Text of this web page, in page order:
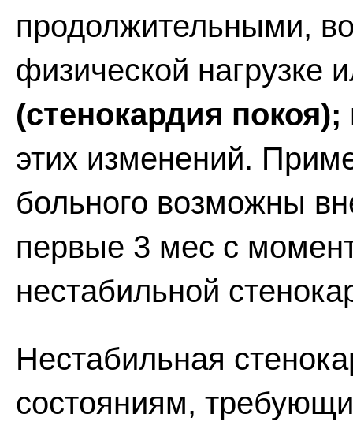
продолжительными,
физической нагрузке
(стенокардия покоя);
этих изменений.
больного возможны
первые 3 мес с
нестабильной
Нестабильная
состояниям,